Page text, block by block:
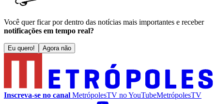
Você quer ficar por dentro das notícias mais importantes e receber
notificações em tempo real?
Eu quero! Agora não
Inscreva-se no canal MetrópolesTV noYouTubeMetrópolesTV